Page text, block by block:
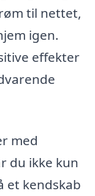
til nettet,
igen.
effekter
med
du ikke kun
et kendskab